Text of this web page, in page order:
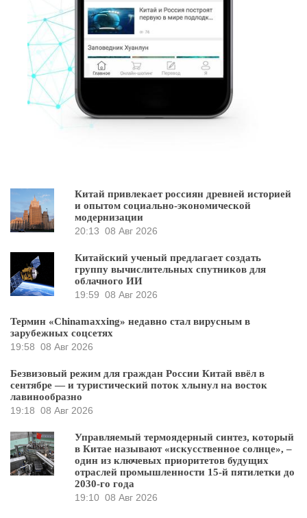
Китай привлекает россиян древней историей
и опытом социально-экономической
модернизации
20:13 08 Авг 2026
Китайский ученый предлагает создать
группу вычислительных спутников для
облачного ИИ
19:59 08 Авг 2026
Термин «Chinamaxxing» недавно стал вирусным в
зарубежных соцсетях
19:58 08 Авг 2026
Безвизовый режим для граждан России Китай ввёл в
сентябре — и туристический поток хлынул на восток
лавинообразно
19:18 08 Авг 2026
Управляемый термоядерный синтез, который
в Китае называют «искусственное солнце», –
один из ключевых приоритетов будущих
отраслей промышленности 15-й пятилетки до
2030-го года
19:10 08 Авг 2026